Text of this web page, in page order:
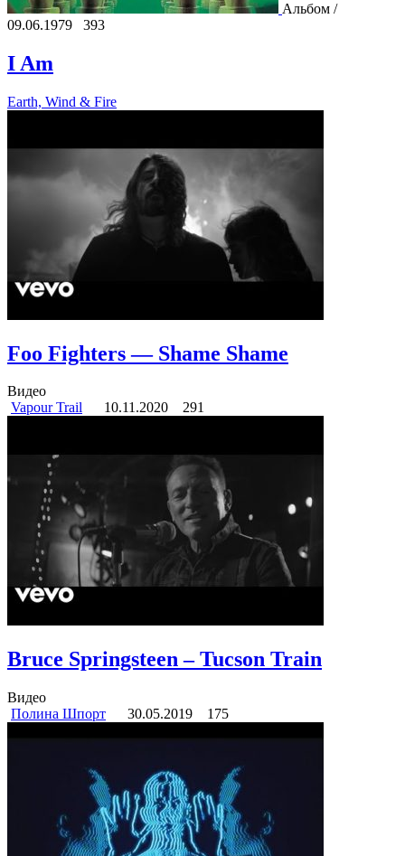
Альбом /
09.06.1979
393
I Am
Earth, Wind & Fire
Foo Fighters — Shame Shame
Видео
Vapour Trail
10.11.2020 291
Bruce Springsteen – Tucson Train
Видео
Полина Шпорт
30.05.2019 175